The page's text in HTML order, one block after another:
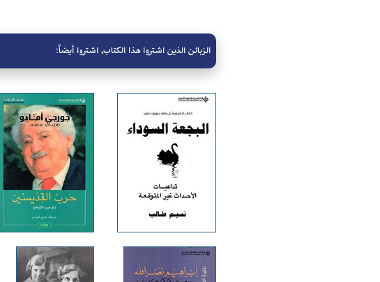
الزبائن الذين اشتروا هذا الكتاب، اشتروا أيضاً: